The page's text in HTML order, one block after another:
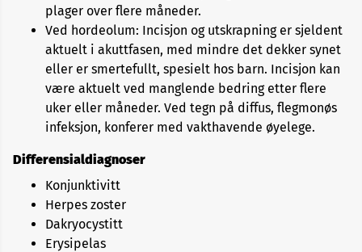
plager over flere måneder.
Ved hordeolum: Incisjon og utskrapning er sjeldent
aktuelt i akuttfasen, med mindre det dekker synet
eller er smertefullt, spesielt hos barn. Incisjon kan
være aktuelt ved manglende bedring etter flere
uker eller måneder. Ved tegn på diffus, flegmonøs
infeksjon, konferer med vakthavende øyelege.
Differensialdiagnoser
Konjunktivitt
Herpes zoster
Dakryocystitt
Erysipelas